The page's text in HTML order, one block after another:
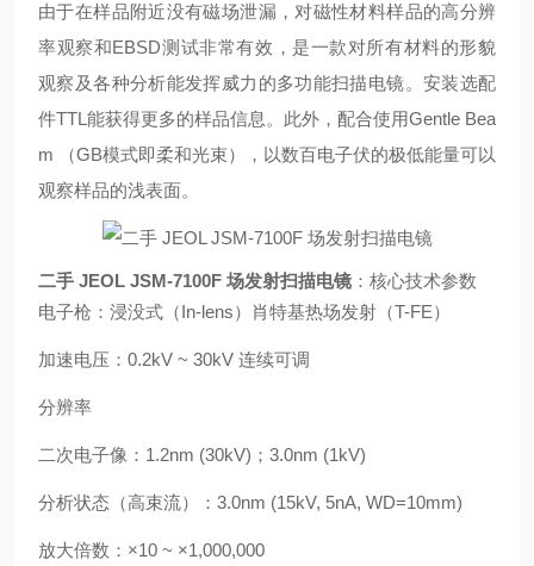
由于在样品附近没有磁场泄漏，对磁性材料样品的高分辨
率观察和EBSD测试非常有效，是一款对所有材料的形貌
观察及各种分析能发挥威力的多功能扫描电镜。安装选配
件TTL能获得更多的样品信息。此外，配合使用Gentle Bea
m （GB模式即柔和光束），以数百电子伏的极低能量可以
观察样品的浅表面。
二手 JEOL JSM-7100F 场发射扫描电镜 ：核心技术参数
电子枪：浸没式（In-lens）肖特基热场发射（T-FE）
加速电压：0.2kV ~ 30kV 连续可调
分辨率
二次电子像：1.2nm (30kV)；3.0nm (1kV)
分析状态（高束流）：3.0nm (15kV, 5nA, WD=10mm)
放大倍数：×10 ~ ×1,000,000